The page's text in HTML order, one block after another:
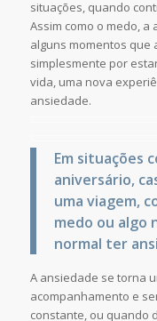
situações, quando
Assim como o medo,
alguns momentos que
simplesmente por
vida, uma nova
ansiedade.
Em situações
aniversário,
uma viagem,
medo ou algo
normal ter
A ansiedade se torna
acompanhamento e
constante, ou quando